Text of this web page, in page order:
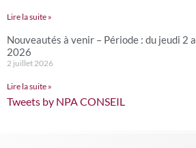
Lire la suite »
Nouveautés à venir – Période : du jeudi 2
2026
2 juillet 2026
Lire la suite »
Tweets by NPA CONSEIL